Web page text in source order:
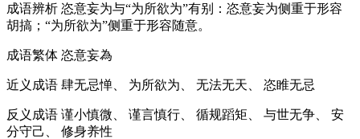
成语辨析 恣意妄为与“为所欲为”有别：恣意妄为侧重于形容
胡搞；“为所欲为”侧重于形容随意。
成语繁体 恣意妄為
近义成语 肆无忌惮、 为所欲为、 无法无天、 恣睢无忌
反义成语 谨小慎微、 谨言慎行、 循规蹈矩、 与世无争、 安
分守己、 修身养性